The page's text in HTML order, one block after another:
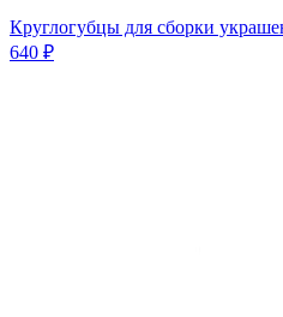
Круглогубцы для сборки
640 ₽